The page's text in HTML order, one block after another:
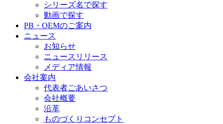
シリーズ名で探す
動画で探す
PB・OEMのご案内
ニュース
お知らせ
ニュースリリース
メディア情報
会社案内
代表者ごあいさつ
会社概要
沿革
ものづくりコンセプト